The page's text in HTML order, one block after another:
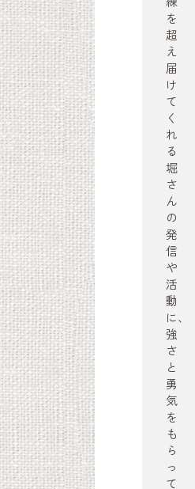
を
超
え
届
け
て
く
れ
る
堀
さ
ん
の
発
信
や
活
動
に、
強
さ
と
勇
気
を
も
ら
っ
て